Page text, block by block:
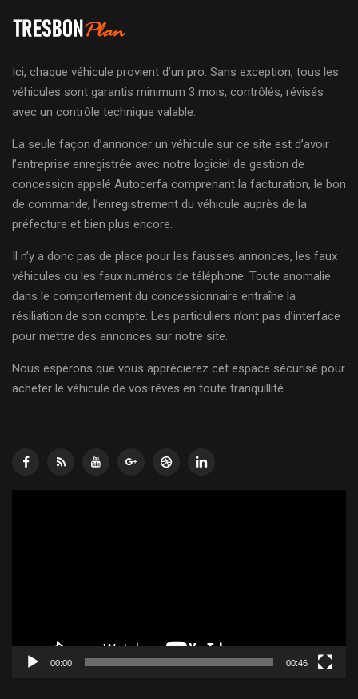
Ici, chaque véhicule provient d’un pro. Sans exception, tous les
véhicules sont garantis minimum 3 mois, contrôlés, révisés
avec un contrôle technique valable.
La seule façon d’annoncer un véhicule sur ce site est d’avoir
l’entreprise enregistrée avec notre logiciel de gestion de
concession appelé Autocerfa comprenant la facturation, le bon
de commande, l’enregistrement du véhicule auprès de la
préfecture et bien plus encore.
Il n’y a donc pas de place pour les fausses annonces, les faux
véhicules ou les faux numéros de téléphone. Toute anomalie
dans le comportement du concessionnaire entraîne la
résiliation de son compte. Les particuliers n’ont pas d’interface
pour mettre des annonces sur notre site.
Nous espérons que vous apprécierez cet espace sécurisé pour
acheter le véhicule de vos rêves en toute tranquillité.
00:00 00:46